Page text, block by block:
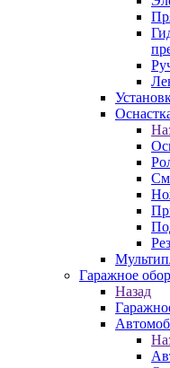
Гаражное
Назад